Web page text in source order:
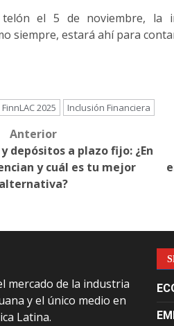
telón el 5 de noviembre, la
siempre, estará ahí para
FinnLAC 2025 Inclusión Financiera
Anterior
depósitos a plazo fijo: ¿En
y cuál es tu mejor
alternativa?
mercado de la industria
y el único medio en
Latina.